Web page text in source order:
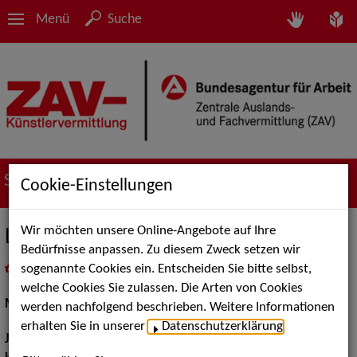
Menü Suche
Suche nach Künstler*innen
Laura Mahrla
als PDF speichern
inMeine Merklistelegen
Musical:Darstellerin, Sängerin
Jahrgang:
Cookie-Einstellungen
Wir möchten unsere Online-Angebote auf Ihre
Bedürfnisse anpassen. Zu diesem Zweck setzen wir
sogenannte Cookies ein. Entscheiden Sie bitte selbst,
welche Cookies Sie zulassen. Die Arten von Cookies
werden nachfolgend beschrieben. Weitere Informationen
erhalten Sie in unserer
Datenschutzerklärung